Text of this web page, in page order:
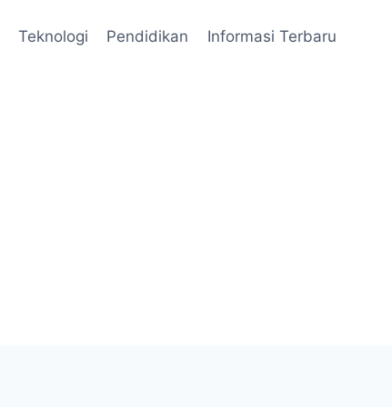
Teknologi Pendidikan Informasi Terbaru